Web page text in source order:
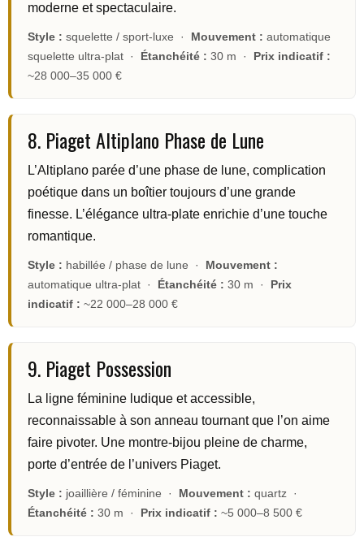
moderne et spectaculaire.
Style : squelette / sport-luxe · Mouvement : automatique
squelette ultra-plat · Étanchéité : 30 m · Prix indicatif :
~28 000–35 000 €
8. Piaget Altiplano Phase de Lune
L’Altiplano parée d’une phase de lune, complication
poétique dans un boîtier toujours d’une grande
finesse. L’élégance ultra-plate enrichie d’une touche
romantique.
Style : habillée / phase de lune · Mouvement :
automatique ultra-plat · Étanchéité : 30 m · Prix
indicatif : ~22 000–28 000 €
9. Piaget Possession
La ligne féminine ludique et accessible,
reconnaissable à son anneau tournant que l’on aime
faire pivoter. Une montre-bijou pleine de charme,
porte d’entrée de l’univers Piaget.
Style : joaillière / féminine · Mouvement : quartz ·
Étanchéité : 30 m · Prix indicatif : ~5 000–8 500 €